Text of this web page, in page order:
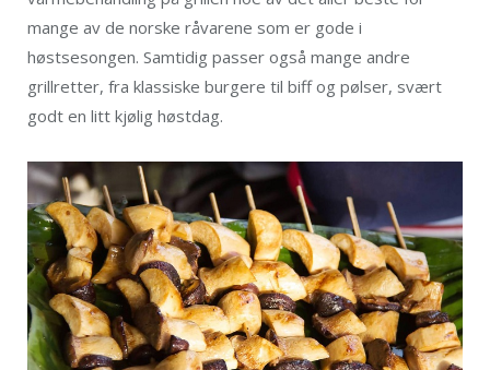
mange av de norske råvarene som er gode i
høstsesongen. Samtidig passer også mange andre
grillretter, fra klassiske burgere til biff og pølser, svært
godt en litt kjølig høstdag.